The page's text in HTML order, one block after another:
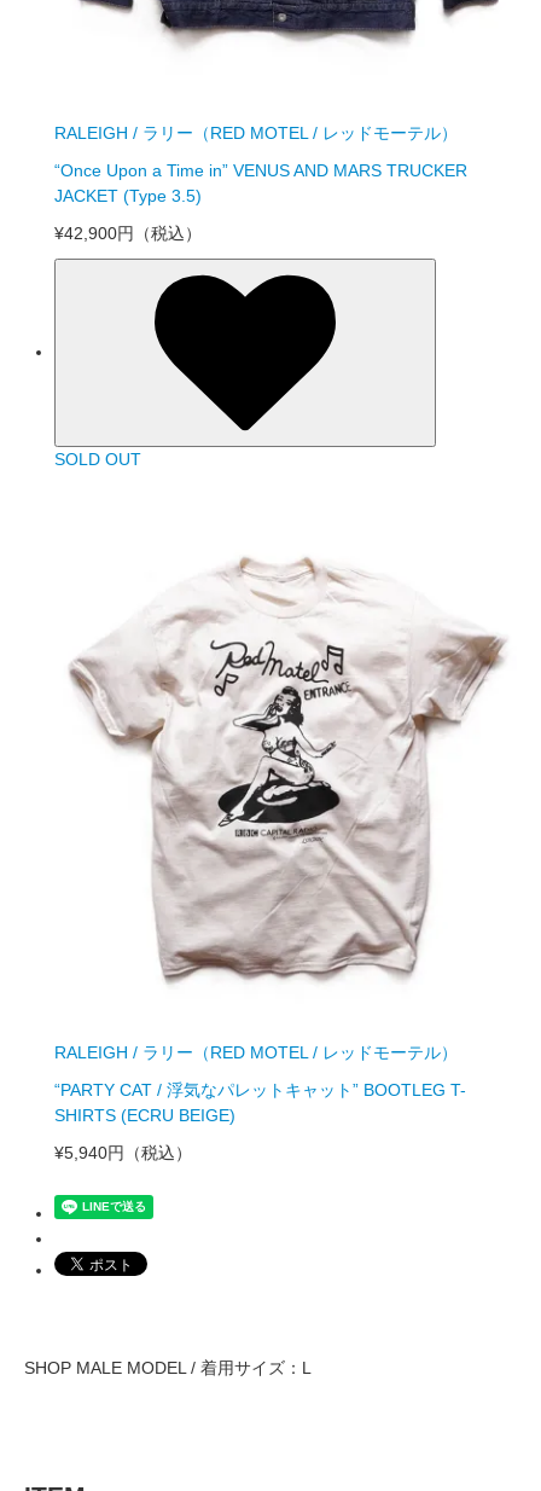
RALEIGH / ラリー（RED MOTEL / レッドモーテル）
“Once Upon a Time in” VENUS AND MARS TRUCKER
JACKET (Type 3.5)
¥42,900円
（税込）
SOLD OUT
RALEIGH / ラリー（RED MOTEL / レッドモーテル）
“PARTY CAT / 浮気なパレットキャット” BOOTLEG T-
SHIRTS (ECRU BEIGE)
¥5,940円
（税込）
SHOP MALE MODEL / 着用サイズ：L